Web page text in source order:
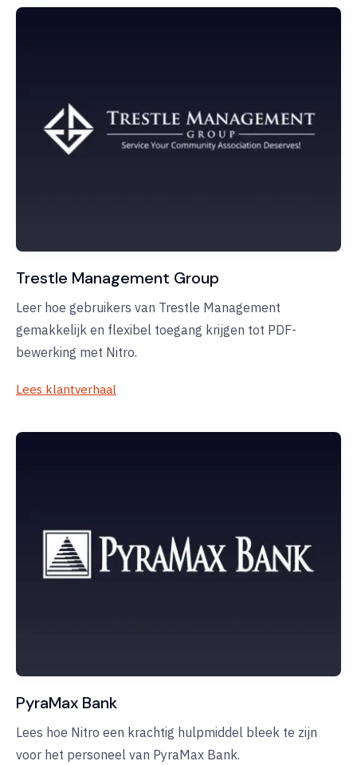
Trestle Management Group
Leer hoe gebruikers van Trestle Management
gemakkelijk en flexibel toegang krijgen tot PDF-
bewerking met Nitro.
Lees klantverhaal
PyraMax Bank
Lees hoe Nitro een krachtig hulpmiddel bleek te zijn
voor het personeel van PyraMax Bank.